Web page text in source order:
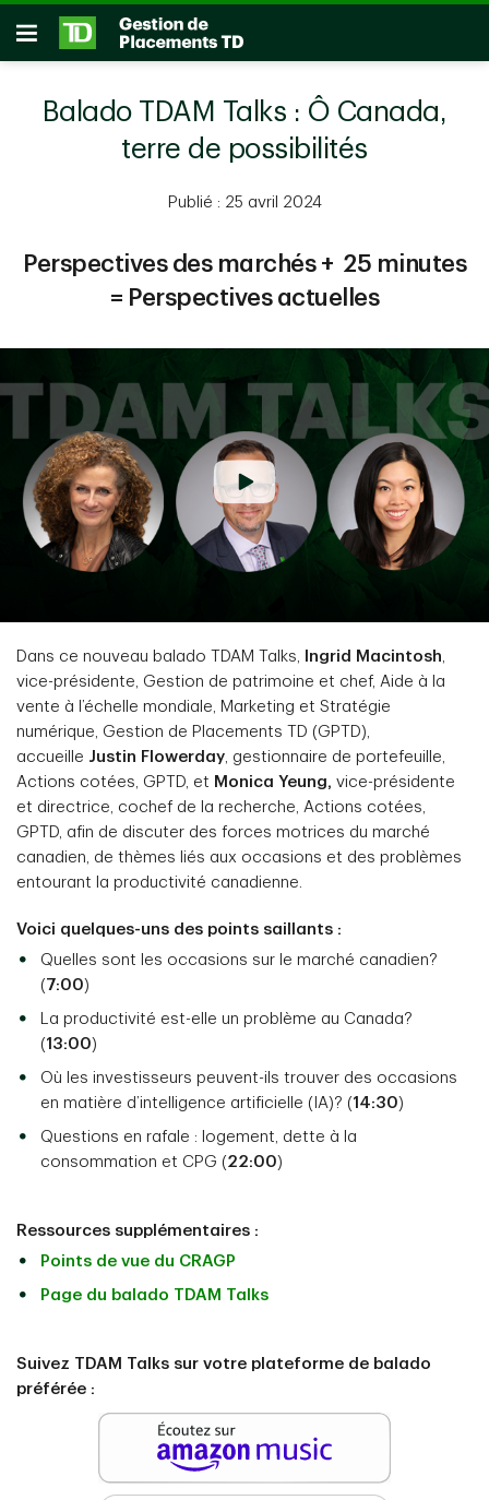
Passer au contenu principal
Ouvrir
Balado TDAM Talks : Ô Canada,
terre de possibilités
Publié : 25 avril 2024
Perspectives des marchés + 25 minutes
= Perspectives actuelles
Dans ce nouveau balado TDAM Talks, Ingrid Macintosh,
vice-présidente, Gestion de patrimoine et chef, Aide à la
vente à l’échelle mondiale, Marketing et Stratégie
numérique, Gestion de Placements TD (GPTD),
accueille Justin Flowerday, gestionnaire de portefeuille,
Actions cotées, GPTD, et Monica Yeung, vice-présidente
et directrice, cochef de la recherche, Actions cotées,
GPTD, afin de discuter des forces motrices du marché
canadien, de thèmes liés aux occasions et des problèmes
entourant la productivité canadienne.
Voici quelques-uns des points saillants :
Quelles sont les occasions sur le marché canadien?
(7:00)
La productivité est-elle un problème au Canada?
(13:00)
Où les investisseurs peuvent-ils trouver des occasions
en matière d’intelligence artificielle (IA)? (14:30)
Questions en rafale : logement, dette à la
consommation et CPG (22:00)
Ressources supplémentaires :
Points de vue du CRAGP
Page du balado TDAM Talks
Suivez TDAM Talks sur votre plateforme de balado
préférée :